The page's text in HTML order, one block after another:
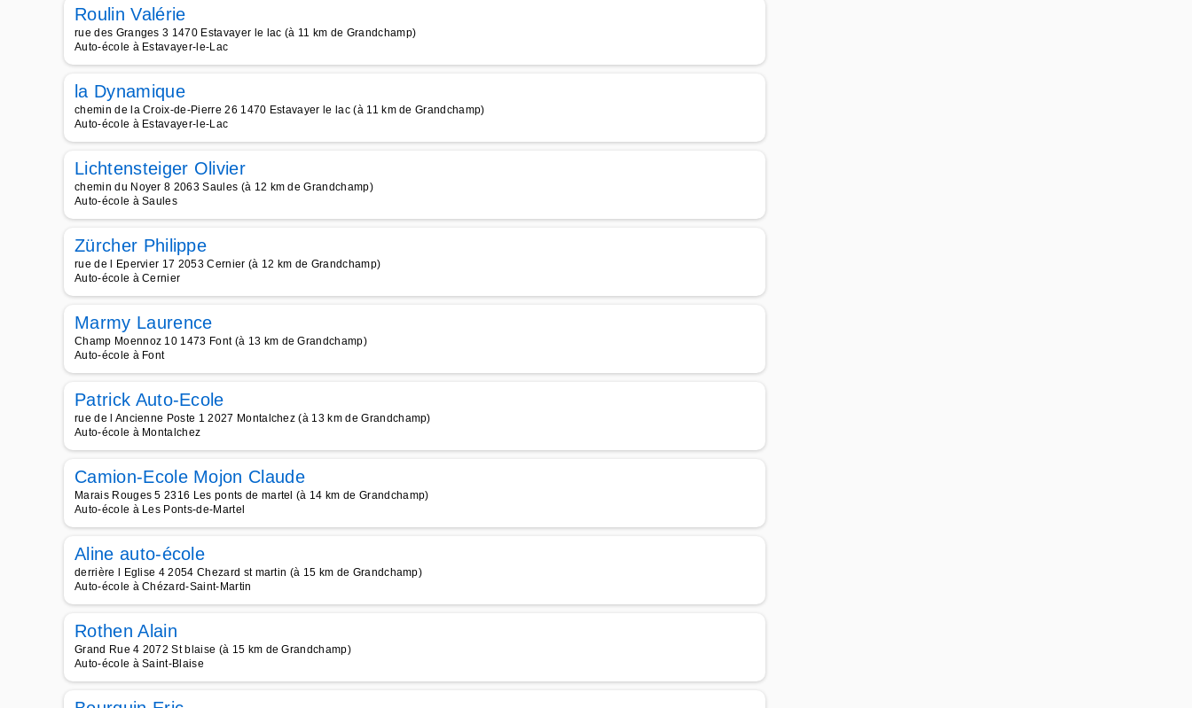
Roulin Valérie
rue des Granges 3 1470 Estavayer le lac (à 11 km de Grandchamp)
Auto-école à Estavayer-le-Lac
la Dynamique
chemin de la Croix-de-Pierre 26 1470 Estavayer le lac (à 11 km de Grandchamp)
Auto-école à Estavayer-le-Lac
Lichtensteiger Olivier
chemin du Noyer 8 2063 Saules (à 12 km de Grandchamp)
Auto-école à Saules
Zürcher Philippe
rue de l Epervier 17 2053 Cernier (à 12 km de Grandchamp)
Auto-école à Cernier
Marmy Laurence
Champ Moennoz 10 1473 Font (à 13 km de Grandchamp)
Auto-école à Font
Patrick Auto-Ecole
rue de l Ancienne Poste 1 2027 Montalchez (à 13 km de Grandchamp)
Auto-école à Montalchez
Camion-Ecole Mojon Claude
Marais Rouges 5 2316 Les ponts de martel (à 14 km de Grandchamp)
Auto-école à Les Ponts-de-Martel
Aline auto-école
derrière l Eglise 4 2054 Chezard st martin (à 15 km de Grandchamp)
Auto-école à Chézard-Saint-Martin
Rothen Alain
Grand Rue 4 2072 St blaise (à 15 km de Grandchamp)
Auto-école à Saint-Blaise